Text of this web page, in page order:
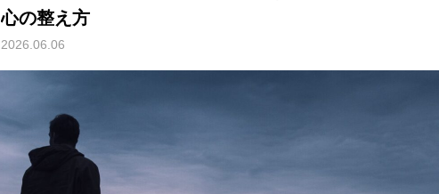
心の整え方
2026.06.06